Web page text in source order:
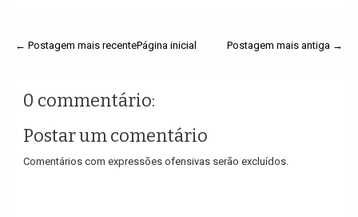
← Postagem mais recente Postagem mais antiga →
Página inicial
0 commentário:
Postar um comentário
Comentários com expressões ofensivas serão excluídos.